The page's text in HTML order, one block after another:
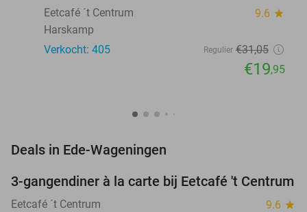
Eetcafé ´t Centrum
9.6 star
Harskamp
Verkocht: 405
Regulier €31,05
€19,95
Deals in Ede-Wageningen
36%
3-gangendiner à la carte bij Eetcafé 't Centrum
Eetcafé ´t Centrum 9.6 star